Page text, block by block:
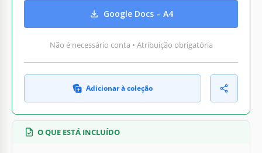
Google Docs – A4
Não é necessário conta • Atribuição obrigatória
Adicionar à coleção
O QUE ESTÁ INCLUÍDO